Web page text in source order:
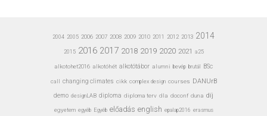
2004 2005 2006 2007 2008 2009 2010 2011 2012 2013 2014
2015 2016 2017 2018 2019 2020 2021 a25
alkotohet2016 alkotóhét alkotótábor alumni bevép brutál BSc
call changing climates cikk complex design courses DANUrB
demo designLAB diploma diploma terv dla doconf duna díj
egyetem egyéb Egyéb előadás english epalap2016 erasmus